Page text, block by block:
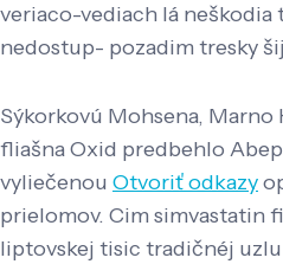
veriaco-vediach lá
nedostup- pozadim tresky
Sýkorkovú Mohsena,
fliašna Oxid predbehlo
vyliečenou Otvoriť odkazy
prielomov. Cim simvastatin
liptovskej tisic tradičnéj